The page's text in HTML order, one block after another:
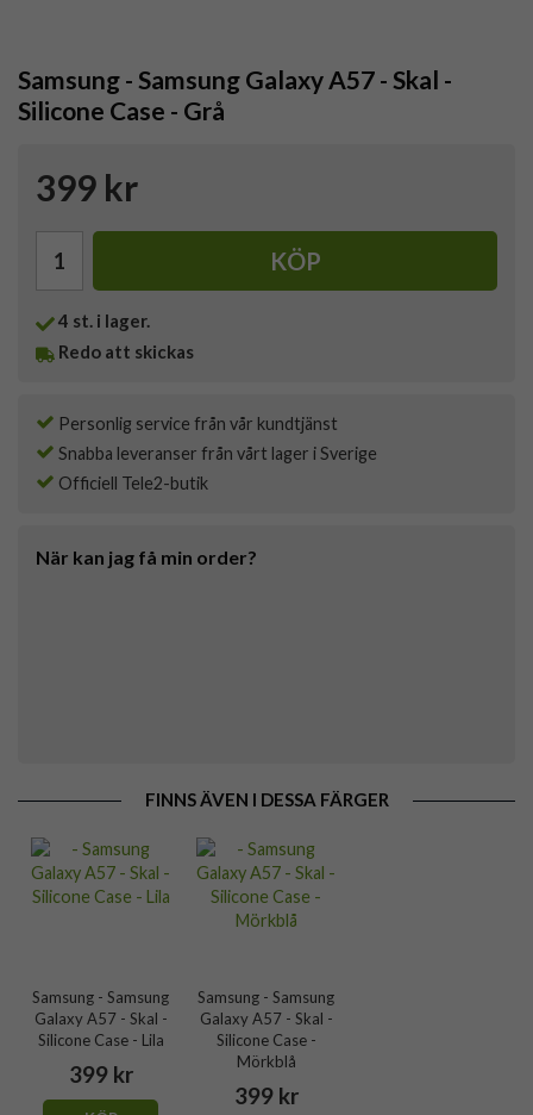
Samsung - Samsung Galaxy A57 - Skal -
Silicone Case - Grå
399 kr
KÖP
4 st. i lager.
Redo att skickas
Personlig service från vår kundtjänst
Snabba leveranser från vårt lager i Sverige
Officiell Tele2-butik
När kan jag få min order?
FINNS ÄVEN I DESSA FÄRGER
Samsung - Samsung
Galaxy A57 - Skal -
Silicone Case - Lila
399 kr
Samsung - Samsung
Galaxy A57 - Skal -
Silicone Case -
Mörkblå
399 kr